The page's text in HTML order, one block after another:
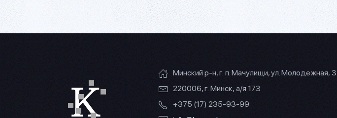
Минский р-н, г. п. Мачулищи, ул. Молодежная,
220006, г. Минск, а/я 173
+375 (17) 235-93-99